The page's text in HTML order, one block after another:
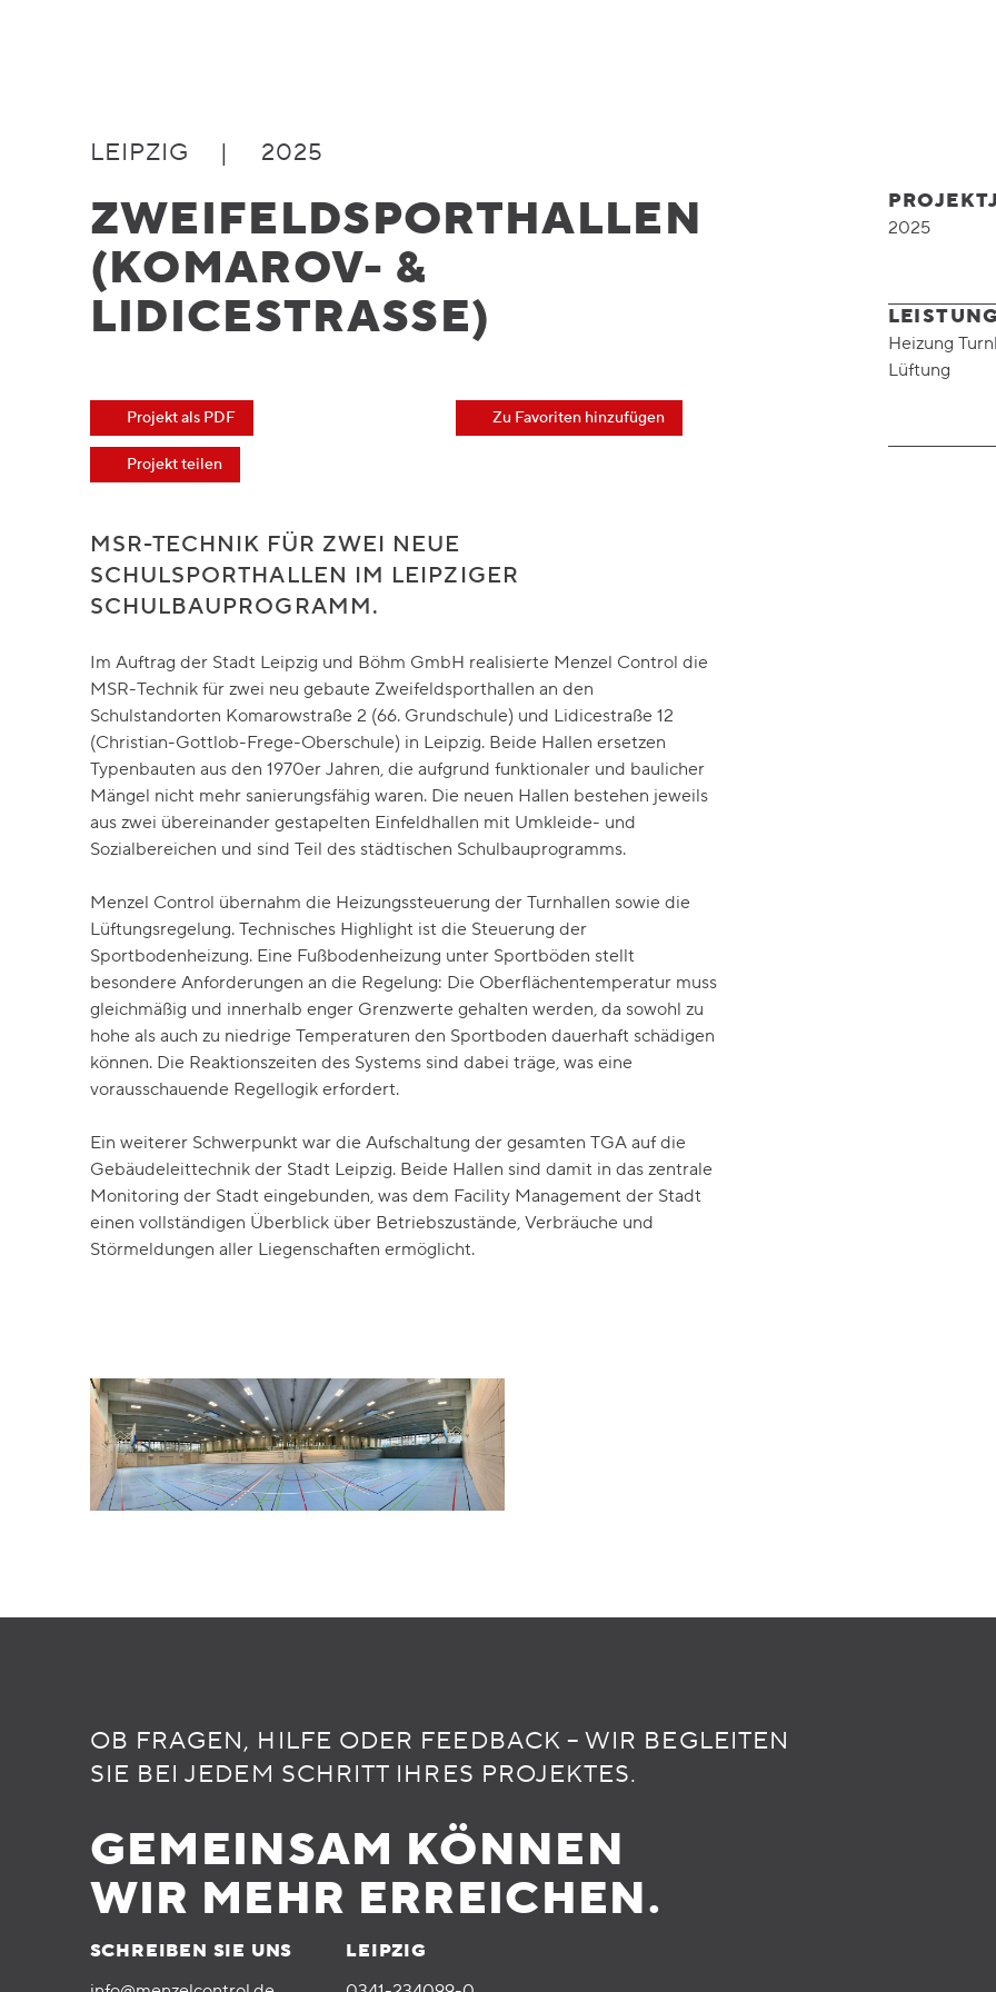
LEIPZIG | 2025
ZWEIFELDSPORTHALLEN
(KOMAROV- &
LIDICESTRASSE)
Projekt als PDF Zu Favoriten hinzufügen
Projekt teilen
MSR-TECHNIK FÜR ZWEI NEUE
SCHULSPORTHALLEN IM LEIPZIGER
SCHULBAUPROGRAMM.
Im Auftrag der Stadt Leipzig und Böhm GmbH realisierte Menzel Control die
MSR-Technik für zwei neu gebaute Zweifeldsporthallen an den
Schulstandorten Komarowstraße 2 (66. Grundschule) und Lidicestraße 12
(Christian-Gottlob-Frege-Oberschule) in Leipzig. Beide Hallen ersetzen
Typenbauten aus den 1970er Jahren, die aufgrund funktionaler und baulicher
Mängel nicht mehr sanierungsfähig waren. Die neuen Hallen bestehen jeweils
aus zwei übereinander gestapelten Einfeldhallen mit Umkleide- und
Sozialbereichen und sind Teil des städtischen Schulbauprogramms.
Menzel Control übernahm die Heizungssteuerung der Turnhallen sowie die
Lüftungsregelung. Technisches Highlight ist die Steuerung der
Sportbodenheizung. Eine Fußbodenheizung unter Sportböden stellt
besondere Anforderungen an die Regelung: Die Oberflächentemperatur muss
gleichmäßig und innerhalb enger Grenzwerte gehalten werden, da sowohl zu
hohe als auch zu niedrige Temperaturen den Sportboden dauerhaft schädigen
können. Die Reaktionszeiten des Systems sind dabei träge, was eine
vorausschauende Regellogik erfordert.
Ein weiterer Schwerpunkt war die Aufschaltung der gesamten TGA auf die
Gebäudeleittechnik der Stadt Leipzig. Beide Hallen sind damit in das zentrale
Monitoring der Stadt eingebunden, was dem Facility Management der Stadt
einen vollständigen Überblick über Betriebszustände, Verbräuche und
Störmeldungen aller Liegenschaften ermöglicht.
2025
Heizung
Lüftung
OB FRAGEN, HILFE ODER FEEDBACK – WIR BEGLEITEN
SIE BEI JEDEM SCHRITT IHRES PROJEKTES.
GEMEINSAM KÖNNEN
WIR MEHR ERREICHEN.
SCHREIBEN SIE UNS
LEIPZIG